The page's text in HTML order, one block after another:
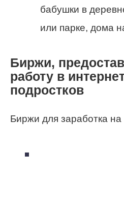
бабушки в
или парке, дома
Биржи,
работу в
подростков
Биржи для заработка на